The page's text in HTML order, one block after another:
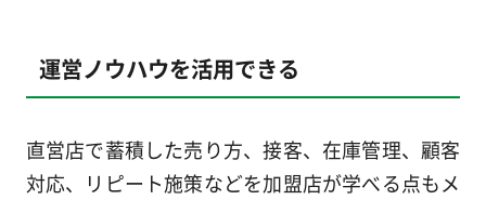
運営ノウハウを活用できる
直営店で蓄積した売り方、接客、在庫管理、顧客
対応、リピート施策などを加盟店が学べる点もメ